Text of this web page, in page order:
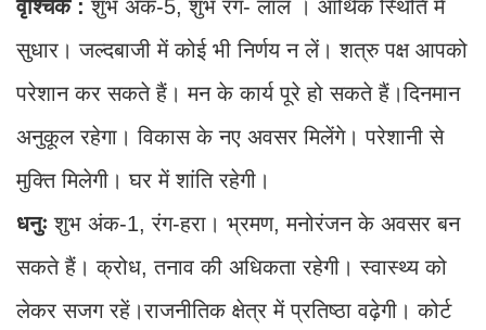
वृश्चिक :शुभ अंक-5, शुभ रंग- लाल । आर्थिक स्थिति में
सुधार। जल्दबाजी में कोई भी निर्णय न लें। शत्रु पक्ष आपको
परेशान कर सकते हैं। मन के कार्य पूरे हो सकते हैं।दिनमान
अनुकूल रहेगा। विकास के नए अवसर मिलेंगे। परेशानी से
मुक्ति मिलेगी। घर में शांति रहेगी।
धनुःशुभ अंक-1, रंग-हरा। भ्रमण, मनोरंजन के अवसर बन
सकते हैं। क्रोध, तनाव की अधिकता रहेगी। स्वास्थ्य को
लेकर सजग रहें।राजनीतिक क्षेत्र में प्रतिष्ठा वढ़ेगी। कोर्ट